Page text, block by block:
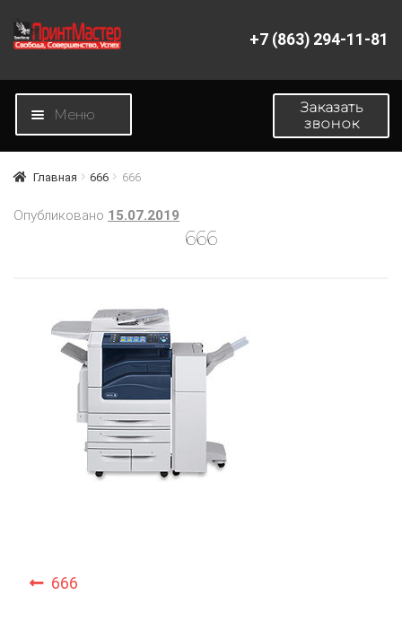
+7 (863) 294-11-81
Перейти
навигации
Перейти
содержимому
Меню
Магазин
О компании
Контакты
Заказать
звонок
Главная 666 666
Опубликовано 15.07.2019
666
Навигация
Предыдущий:
666